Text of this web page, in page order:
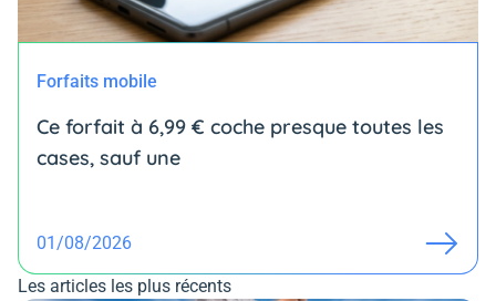
Forfaits mobile
Ce forfait à 6,99 € coche presque toutes les
cases, sauf une
01/08/2026
Les articles les plus récents